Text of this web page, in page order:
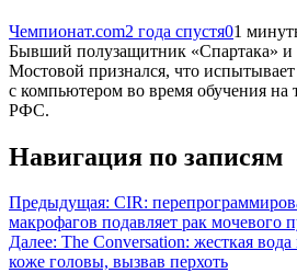
Чемпионат.com2 года спустя01
Бывший полузащитник «Спартака» и
Мостовой признался, что
с компьютером во время обучения на
РФС.
Навигация по записям
Предыдущая: CIR:
макрофагов подавляет рак мочевого
Далее: The Conversation: жесткая
коже головы, вызвав перхоть